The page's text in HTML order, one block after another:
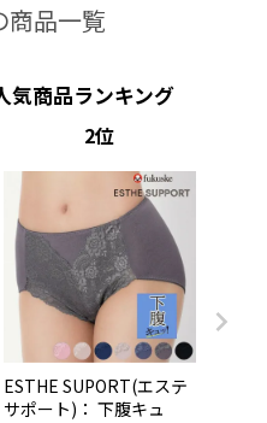
商品一覧
気商品ランキング
2
ESTHE SUPORT(エステ
サポート)： 下腹キュ